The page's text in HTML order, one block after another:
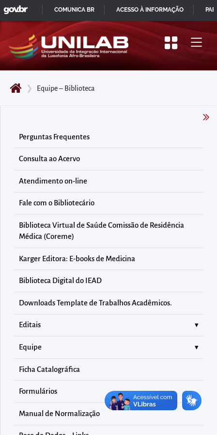
Pular
para
início
do
principal
Acessar
diretamente
o
Acessar
diretamente
à
área
para
internas
Acessar
diretamente
as
informações
postas
no
rodapé
❯ Equipe – Biblioteca
Perguntas Frequentes
Consulta ao Acervo
Atendimento on-line
Fale com o Bibliotecário
Biblioteca Virtual de Saúde Comissão de Residência
Médica (Coreme)
Karger Editora: E-books de Medicina
Biblioteca Digital do IEAD
Downloads Template de Trabalhos Acadêmicos.
Editais
Equipe
Ficha Catalográfica
Formulários
Manual de Normalização
IR
PARA
CONTEÚDO
GOVBR
COMUNICA BR ACESSO À INFORMAÇÃO